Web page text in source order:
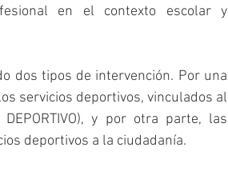
en el contexto escolar y
dos tipos de intervención. Por una
servicios deportivos, vinculados al
y por otra parte, las
deportivos a la ciudadanía.